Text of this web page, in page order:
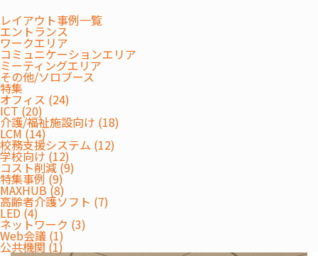
レイアウト事例一覧
エントランス
ワークエリア
コミュニケーションエリア
ミーティングエリア
その他/ソロブース
特集
オフィス (24)
ICT (20)
介護/福祉施設向け (18)
LCM (14)
校務支援システム (12)
学校向け (12)
コスト削減 (9)
特集事例 (9)
MAXHUB (8)
高齢者介護ソフト (7)
LED (4)
ネットワーク (3)
Web会議 (1)
公共機関 (1)